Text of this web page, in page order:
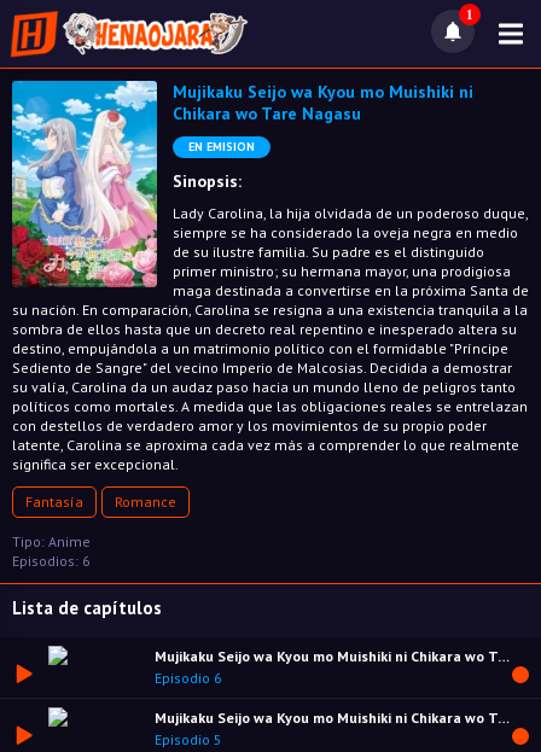
1
Mujikaku Seijo wa Kyou mo Muishiki ni
Chikara wo Tare Nagasu
EN EMISION
Sinopsis:
Lady Carolina, la hija olvidada de un poderoso duque,
siempre se ha considerado la oveja negra en medio
de su ilustre familia. Su padre es el distinguido
primer ministro; su hermana mayor, una prodigiosa
maga destinada a convertirse en la próxima Santa de
su nación. En comparación, Carolina se resigna a una existencia tranquila a la
sombra de ellos hasta que un decreto real repentino e inesperado altera su
destino, empujándola a un matrimonio político con el formidable "Príncipe
Sediento de Sangre" del vecino Imperio de Malcosias. Decidida a demostrar
su valía, Carolina da un audaz paso hacia un mundo lleno de peligros tanto
políticos como mortales. A medida que las obligaciones reales se entrelazan
con destellos de verdadero amor y los movimientos de su propio poder
latente, Carolina se aproxima cada vez más a comprender lo que realmente
significa ser excepcional.
Fantasía Romance
Tipo: Anime
Episodios: 6
Lista de capítulos
Mujikaku Seijo wa Kyou mo Muishiki ni Chikara wo Tare Nagasu
Episodio 6
Mujikaku Seijo wa Kyou mo Muishiki ni Chikara wo Tare Nagasu
Episodio 5